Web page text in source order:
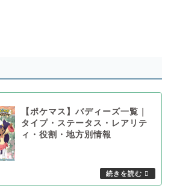
【ポケマス】バディーズ一覧｜
タイプ・ステータス・レアリテ
ィ・役割・地方別情報